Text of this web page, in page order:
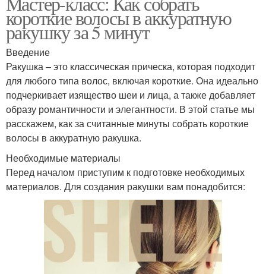
короткие волосы в аккуратную
ракушку за 5 минут
Введение
Ракушка – это классическая прическа, которая подходит
для любого типа волос, включая короткие. Она идеально
подчеркивает изящество шеи и лица, а также добавляет
образу романтичности и элегантности. В этой статье мы
расскажем, как за считанные минуты собрать короткие
волосы в аккуратную ракушка.
Необходимые материалы
Перед началом приступим к подготовке необходимых
материалов. Для создания ракушки вам понадобится: